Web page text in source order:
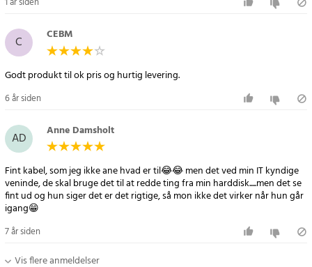
C CEBM
Godt produkt til ok pris og hurtig levering.
6 år siden
AD Anne Damsholt
Fint kabel, som jeg ikke ane hvad er til😂😂 men det ved min IT kyndige
veninde, de skal bruge det til at redde ting fra min harddisk.....men det se
fint ud og hun siger det er det rigtige, så mon ikke det virker når hun går
igang😁
7 år siden
Vis flere anmeldelser